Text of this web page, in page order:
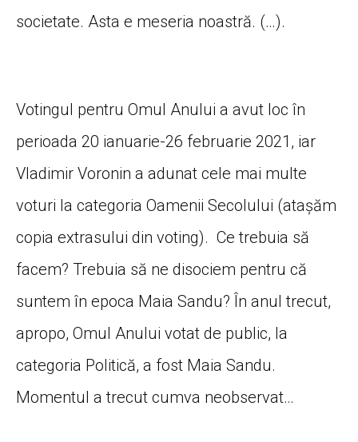
societate. Asta e meseria noastră. (…).
Votingul pentru Omul Anului a avut loc în
perioada 20 ianuarie-26 februarie 2021, iar
Vladimir Voronin a adunat cele mai multe
voturi la categoria Oamenii Secolului (ataşăm
copia extrasului din voting). Ce trebuia să
facem? Trebuia să ne disociem pentru că
suntem în epoca Maia Sandu? În anul trecut,
apropo, Omul Anului votat de public, la
categoria Politică, a fost Maia Sandu.
Momentul a trecut cumva neobservat…